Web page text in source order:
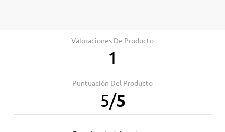
Valoraciones De Producto
1
Puntuación Del Producto
5/5